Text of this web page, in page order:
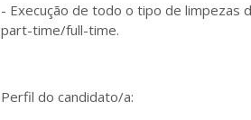
- Execução de todo o tipo de limpezas
part-time/full-time.
Perfil do candidato/a: